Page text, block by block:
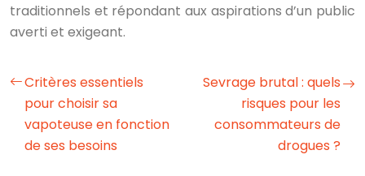
traditionnels et répondant aux aspirations d’un public
averti et exigeant.
Critères essentiels
pour choisir sa
vapoteuse en fonction
de ses besoins
Sevrage brutal : quels
risques pour les
consommateurs de
drogues ?